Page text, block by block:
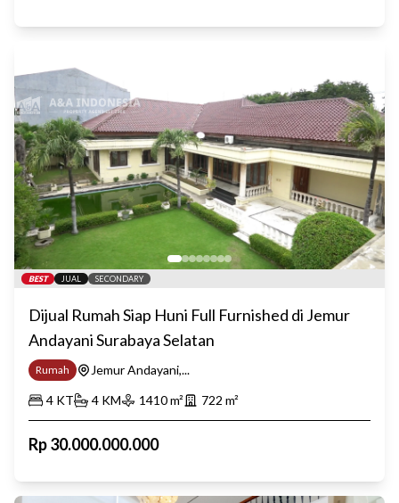
BEST JUAL SECONDARY
Dijual Rumah Siap Huni Full Furnished di Jemur
Andayani Surabaya Selatan
Rumah
Jemur Andayani,...
4 KT 4 KM 1410m² 722 m²
Rp30.000.000.000